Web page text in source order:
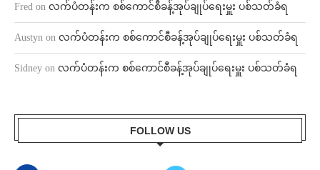
Fred on လက်ပံတန်းက စစ်ကောင်စီခန့်အုပ်ချုပ်ရေးမှူး ပစ်သတ်ခံရ
Austyn on လက်ပံတန်းက စစ်ကောင်စီခန့်အုပ်ချုပ်ရေးမှူး ပစ်သတ်ခံရ
Sidney on လက်ပံတန်းက စစ်ကောင်စီခန့်အုပ်ချုပ်ရေးမှူး ပစ်သတ်ခံရ
FOLLOW US